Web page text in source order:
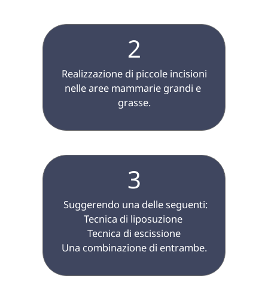
2
nelle aree mammarie grandi e
grasse.
3
Tecnica di liposuzione
Tecnica di escissione
Una combinazione di entrambe.